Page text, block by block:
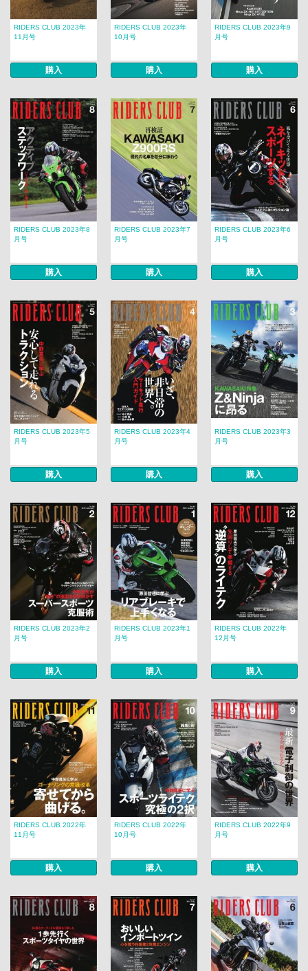
RIDERS CLUB 2023年
11月号
購入
RIDERS CLUB 2023年
10月号
購入
RIDERS CLUB 2023年9
月号
購入
RIDERS CLUB 2023年8
月号
購入
RIDERS CLUB 2023年7
月号
購入
RIDERS CLUB 2023年6
月号
購入
RIDERS CLUB 2023年5
月号
購入
RIDERS CLUB 2023年4
月号
購入
RIDERS CLUB 2023年3
月号
購入
RIDERS CLUB 2023年2
月号
購入
RIDERS CLUB 2023年1
月号
購入
RIDERS CLUB 2022年
12月号
購入
RIDERS CLUB 2022年
11月号
購入
RIDERS CLUB 2022年
10月号
購入
RIDERS CLUB 2022年9
月号
購入